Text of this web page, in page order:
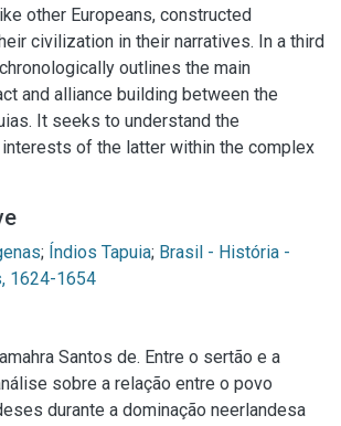
other Europeans, constructed
civilization in their narratives. In a third
outlines the main
and alliance building between the
It seeks to understand the
of the latter within the complex
; Índios Tapuia; Brasil - História -
1624-1654
Santos de. Entre o sertão e a
sobre a relação entre o povo
durante a dominação neerlandesa